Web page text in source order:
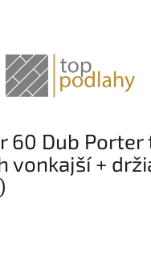
60 Dub
vonkajší +